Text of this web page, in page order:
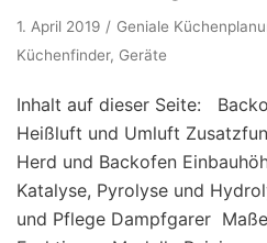
1. April 2019
Geniale
Küchenfinder, Geräte
Inhalt auf dieser Seite:
Heißluft und Umluft
Herd und Backofen
Katalyse, Pyrolyse und
und Pflege Dampfgarer